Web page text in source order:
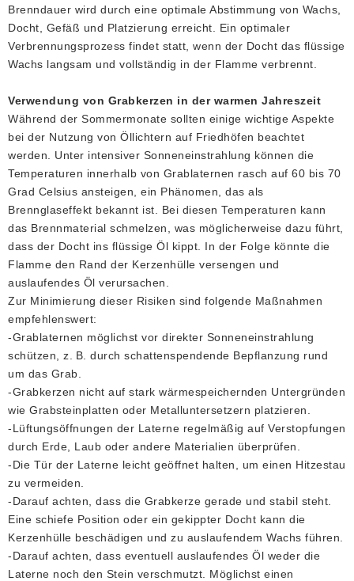
Brenndauer wird durch eine optimale Abstimmung von Wachs,
Docht, Gefäß und Platzierung erreicht. Ein optimaler
Verbrennungsprozess findet statt, wenn der Docht das flüssige
Wachs langsam und vollständig in der Flamme verbrennt.
Verwendung von Grabkerzen in der warmen Jahreszeit
Während der Sommermonate sollten einige wichtige Aspekte
bei der Nutzung von Öllichtern auf Friedhöfen beachtet
werden. Unter intensiver Sonneneinstrahlung können die
Temperaturen innerhalb von Grablaternen rasch auf 60 bis 70
Grad Celsius ansteigen, ein Phänomen, das als
Brennglaseffekt bekannt ist. Bei diesen Temperaturen kann
das Brennmaterial schmelzen, was möglicherweise dazu führt,
dass der Docht ins flüssige Öl kippt. In der Folge könnte die
Flamme den Rand der Kerzenhülle versengen und
auslaufendes Öl verursachen.
Zur Minimierung dieser Risiken sind folgende Maßnahmen
empfehlenswert:
-Grablaternen möglichst vor direkter Sonneneinstrahlung
schützen, z. B. durch schattenspendende Bepflanzung rund
um das Grab.
-Grabkerzen nicht auf stark wärmespeichernden Untergründen
wie Grabsteinplatten oder Metalluntersetzern platzieren.
-Lüftungsöffnungen der Laterne regelmäßig auf Verstopfungen
durch Erde, Laub oder andere Materialien überprüfen.
-Die Tür der Laterne leicht geöffnet halten, um einen Hitzestau
zu vermeiden.
-Darauf achten, dass die Grabkerze gerade und stabil steht.
Eine schiefe Position oder ein gekippter Docht kann die
Kerzenhülle beschädigen und zu auslaufendem Wachs führen.
-Darauf achten, dass eventuell auslaufendes Öl weder die
Laterne noch den Stein verschmutzt. Möglichst einen